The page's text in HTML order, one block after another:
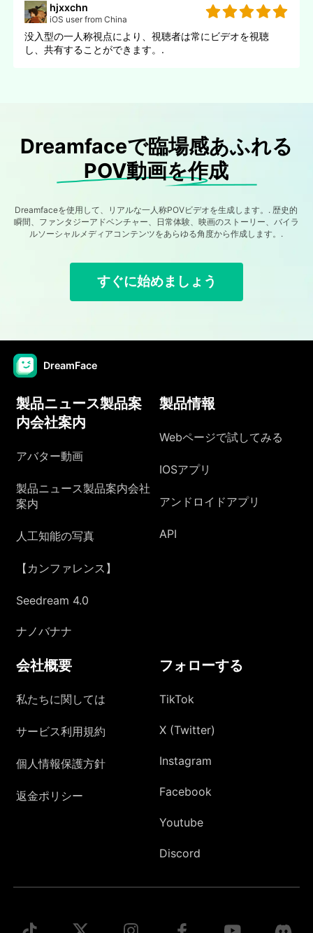
hjxxchn
iOS user from China
没入型の一人称視点により、視聴者は常にビデオを視聴
し、共有することができます。.
Dreamfaceで臨場感あふれる
POV動画を作成
Dreamfaceを使用して、リアルな一人称POVビデオを生成します。. 歴史的
瞬間、ファンタジーアドベンチャー、日常体験、映画のストーリー、バイラ
ルソーシャルメディアコンテンツをあらゆる角度から作成します。.
すぐに始めましょう
DreamFace
製品ニュース製品案
内会社案内
アバター動画
製品ニュース製品案内会社
案内
人工知能の写真
【カンファレンス】
Seedream 4.0
ナノバナナ
製品情報
Webページで試してみる
IOSアプリ
アンドロイドアプリ
API
会社概要
私たちに関しては
サービス利用規約
個人情報保護方針
返金ポリシー
フォローする
TikTok
X (Twitter)
Instagram
Facebook
Youtube
Discord